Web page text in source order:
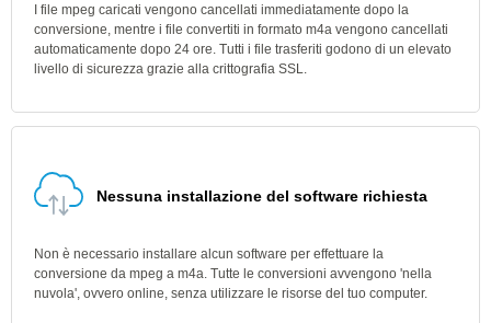
I file mpeg caricati vengono cancellati immediatamente dopo la
conversione, mentre i file convertiti in formato m4a vengono cancellati
automaticamente dopo 24 ore. Tutti i file trasferiti godono di un elevato
livello di sicurezza grazie alla crittografia SSL.
Nessuna installazione del software richiesta
Non è necessario installare alcun software per effettuare la
conversione da mpeg a m4a. Tutte le conversioni avvengono 'nella
nuvola', ovvero online, senza utilizzare le risorse del tuo computer.